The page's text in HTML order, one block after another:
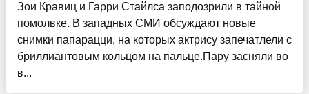
Зои Кравиц и Гарри Стайлса заподозрили в тайной
помолвке. В западных СМИ обсуждают новые
снимки папарацци, на которых актрису запечатлели с
бриллиантовым кольцом на пальце.Пару засняли во
в...